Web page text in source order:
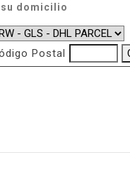
domicilio
Postal